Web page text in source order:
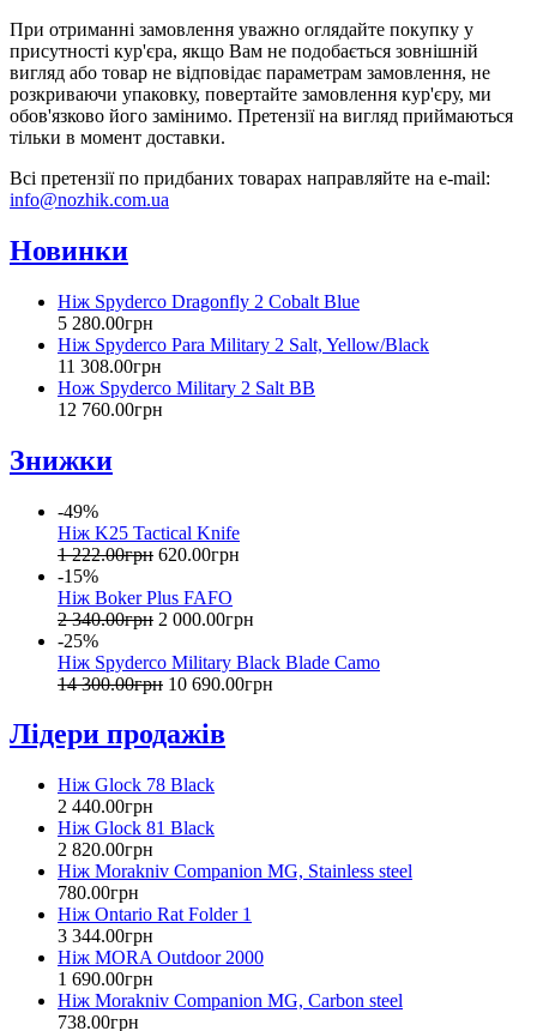
При отриманні замовлення уважно оглядайте покупку у
присутності кур'єра, якщо Вам не подобається зовнішній
вигляд або товар не відповідає параметрам замовлення, не
розкриваючи упаковку, повертайте замовлення кур'єру, ми
обов'язково його замінимо. Претензії на вигляд приймаються
тільки в момент доставки.
Всі претензії по придбаних товарах направляйте на e-mail:
info@nozhik.com.ua
Новинки
Ніж Spyderco Dragonfly 2 Cobalt Blue
5 280.00грн
Ніж Spyderco Para Military 2 Salt, Yellow/Black
11 308.00грн
Нож Spyderco Military 2 Salt BB
12 760.00грн
Знижки
-49%
Ніж K25 Tactical Knife
1 222.00грн 620.00грн
-15%
Ніж Boker Plus FAFO
2 340.00грн 2 000.00грн
-25%
Ніж Spyderco Military Black Blade Camo
14 300.00грн 10 690.00грн
Лідери продажів
Ніж Glock 78 Black
2 440.00грн
Ніж Glock 81 Black
2 820.00грн
Ніж Morakniv Companion MG, Stainless steel
780.00грн
Ніж Ontario Rat Folder 1
3 344.00грн
Ніж MORA Outdoor 2000
1 690.00грн
Ніж Morakniv Companion MG, Carbon steel
738.00грн